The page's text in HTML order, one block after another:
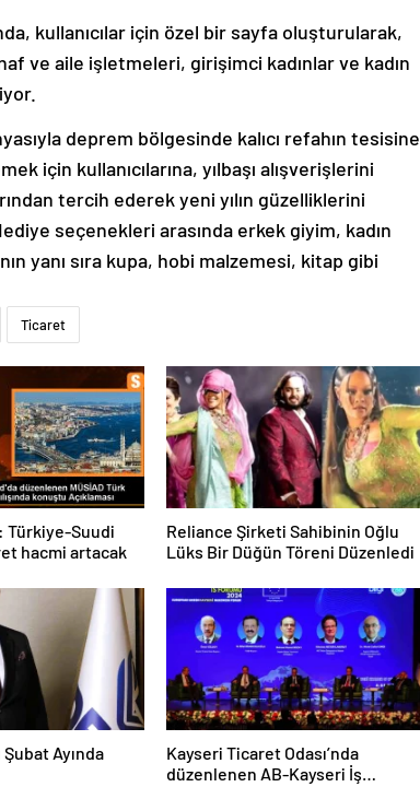
kullanıcılar için özel bir sayfa oluşturularak,
ve aile işletmeleri, girişimci kadınlar ve kadın
deprem bölgesinde kalıcı refahın tesisine
için kullanıcılarına, yılbaşı alışverişlerini
tercih ederek yeni yılın güzelliklerini
seçenekleri arasında erkek giyim, kadın
yanı sıra kupa, hobi malzemesi, kitap gibi
Ticaret
Türkiye-Suudi
hacmi artacak
Reliance Şirketi Sahibinin Oğlu
Lüks Bir Düğün Töreni Düzenledi
Ayında
Kayseri Ticaret Odası’nda
düzenlenen AB-Kayseri İş